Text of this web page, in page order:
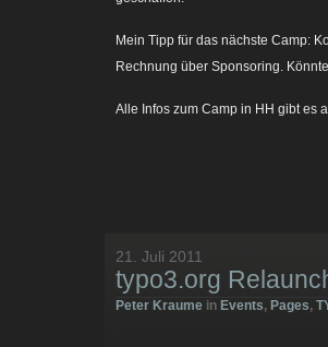
Mein Tipp für das nächste Camp:
Rechnung über Sponsoring.
Alle Infos zum Camp in HH gibt es
21. Juli 2011
typo3.org
Peter Kraume in Events, Pages,